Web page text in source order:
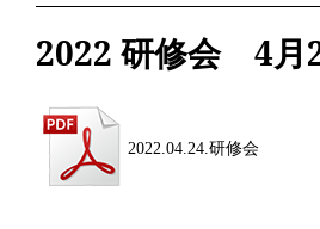
2022 研修会 4月
2022.04.24.研修会